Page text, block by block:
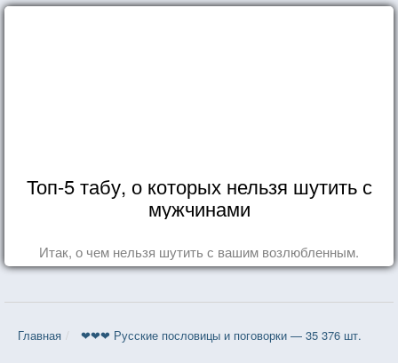
Топ-5 табу, о которых нельзя шутить с
мужчинами
Итак, о чем нельзя шутить с вашим возлюбленным.
Главная ❤❤❤ Русские пословицы и поговорки — 35 376 шт.